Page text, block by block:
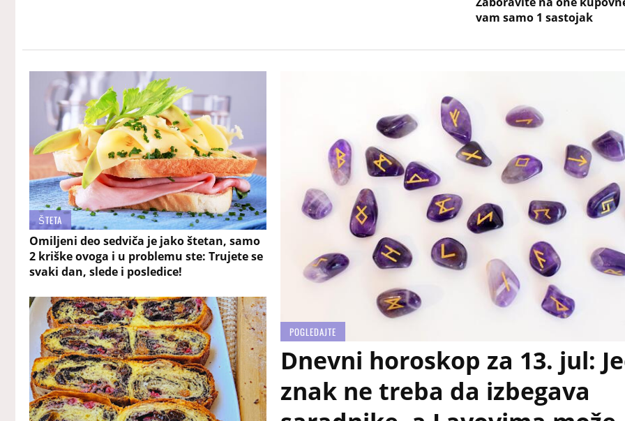
vam samo 1 sastojak
ŠTETA
Omiljeni deo sedviča je jako štetan, samo
2 kriške ovoga i u problemu ste: Trujete se
svaki dan, slede i posledice!
POGLEDAJTE
Dnevni horoskop za 13. jul:
znak ne treba da izbegava